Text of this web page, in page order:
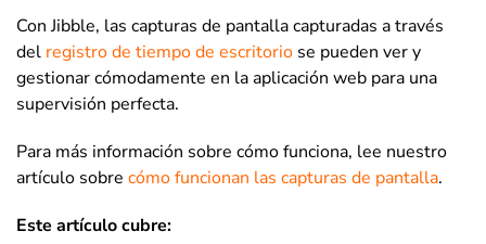
Con Jibble, las capturas de pantalla capturadas a través
del registro de tiempo de escritorio se pueden ver y
gestionar cómodamente en la aplicación web para una
supervisión perfecta.
Para más información sobre cómo funciona, lee nuestro
artículo sobre cómo funcionan las capturas de pantalla.
Este artículo cubre: